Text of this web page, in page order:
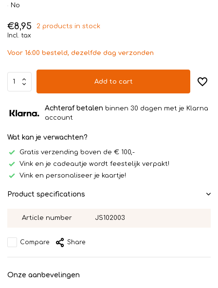
No
€8,95
2 products in stock
Incl. tax
Voor 16:00 besteld, dezelfde dag verzonden
Add to cart
Achteraf betalen binnen 30 dagen met je Klarna
account
Wat kan je verwachten?
Gratis verzending boven de € 100,-
Vink en je cadeautje wordt feestelijk verpakt!
Vink en personaliseer je kaartje!
Product specifications
Article number JS102003
Compare Share
Onze aanbevelingen